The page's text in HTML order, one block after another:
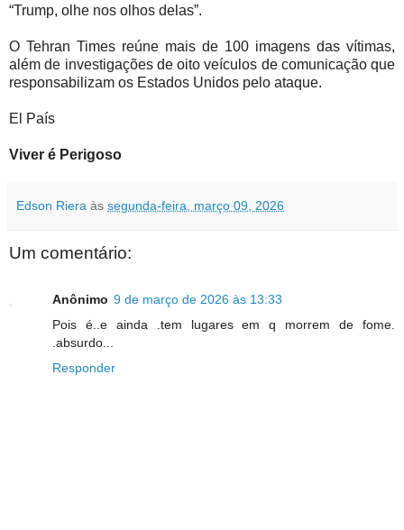
“Trump, olhe nos olhos delas”.
O Tehran Times reúne mais de 100 imagens das vítimas,
além de investigações de oito veículos de comunicação que
responsabilizam os Estados Unidos pelo ataque.
El País
Viver é Perigoso
Edson Riera às segunda-feira, março 09, 2026
Um comentário:
Anônimo 9 de março de 2026 às 13:33
Pois é..e ainda .tem lugares em q morrem de fome.
.absurdo...
Responder